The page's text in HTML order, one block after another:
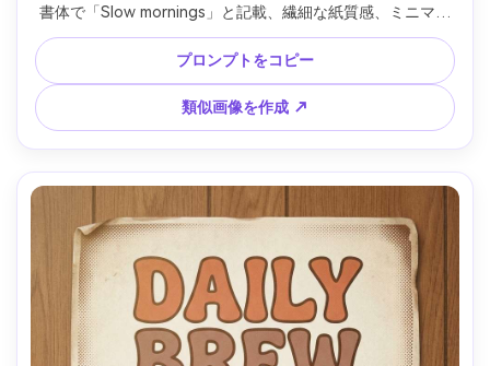
書体で「Slow mornings」と記載、繊細な紙質感、ミニマル
シェイプ、バランス取れた余白、印刷対応・高解像度・ウォ
ーターマークなし、85mmレンズ、浅い被写界深度、やわら
かな映画的ライティング --ar 4:5
プロンプトをコピー
類似画像を作成 ↗